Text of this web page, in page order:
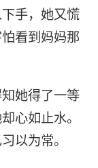
手，她又慌
看到妈妈那
她得了一等
心如止水。
以为常。